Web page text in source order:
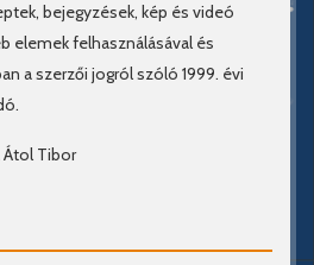
bejegyzések, kép és videó
elemek felhasználásával és
a szerzői jogról szóló 1999. évi
Tibor